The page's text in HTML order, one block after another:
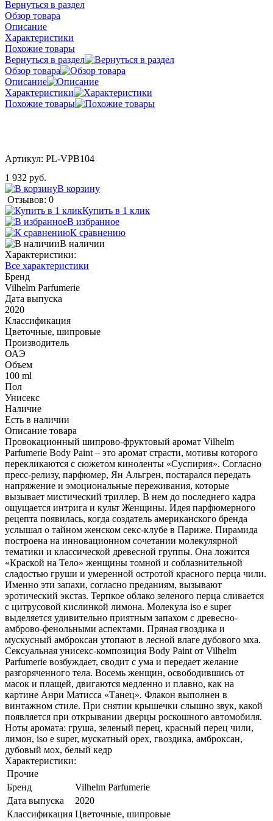
Вернуться в раздел
Обзор товара
Описание
Характеристики
Похожие товары
Вернуться в раздел
Обзор товара
Описание
Характеристики
Похожие товары
Артикул: PL-VPB104
1 932 руб.
В корзину
Отзывов: 0
Купить в 1 клик
В избранное
К сравнению
В наличии
Характеристики:
Все характеристики
Бренд
Vilhelm Parfumerie
Дата выпуска
2020
Классификация
Цветочные, шипровые
Производитель
ОАЭ
Объем
100 ml
Пол
Унисекс
Наличие
Есть в наличии
Описание товара
Провокационный шипрово-фруктовый аромат Vilhelm
Parfumerie Body Paint – это аромат страсти, мотивы которого
перекликаются с сюжетом киноленты «Суспирия». Согласно
пресс-релизу, парфюмер, Ян Альгрен, постарался передать
напряжение и эмоциональные переживания, которые
вызывает мистический триллер. В нем до последнего кадра
ощущается интрига и культ Женщины. Идея парфюмерного
рецепта появилась, когда создатель американского бренда
услышал о тайном женском секс-клубе в Париже. Пирамида
построена на инновационном сочетании молекулярной
тематики и классической древесной группы. Она ложится
«Краской на Тело» женщины томной и соблазнительной
сладостью груши и умеренной остротой красного перца чили.
Именно эти запахи, согласно преданиям, вызывают
эротический экстаз. Терпкое облако зеленого перца сливается
с цитрусовой кислинкой лимона. Молекула iso e super
выделяется удивительно приятным запахом с древесно-
амброво-фенольными аспектами. Пряная гвоздика и
мускусный амброксан утопают в лесной влаге дубового мха.
Сексуальная унисекс-композиция Body Paint от Vilhelm
Parfumerie возбуждает, сводит с ума и передает желание
разгоряченного тела. Восемь женщин, освободившись от
масок и плащей, двигаются медленно и плавно, как на
картине Анри Матисса «Танец». Флакон выполнен в
винтажном стиле. При снятии крышечки слышно звук, какой
появляется при открывании дверцы роскошного автомобиля.
Ноты аромата: груша, зеленый перец, красный перец чили,
лимон, iso e super, мускатный орех, гвоздика, амброксан,
дубовый мох, белый кедр
Характеристики:
Прочие
Бренд
Vilhelm Parfumerie
Дата выпуска
2020
Классификация Цветочные, шипровые